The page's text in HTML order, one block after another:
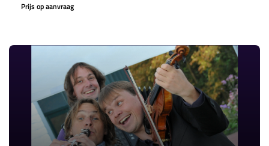
Prijs op aanvraag